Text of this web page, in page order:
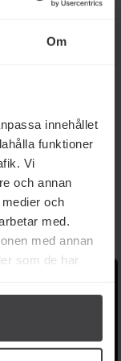
Om
innehållet
funktioner
Vi
och annan
och
med.
med annan
som de har
Salt Lakrits
Hallon 120g
Köp